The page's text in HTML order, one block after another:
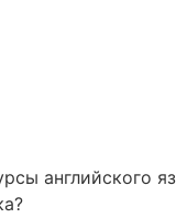
английского